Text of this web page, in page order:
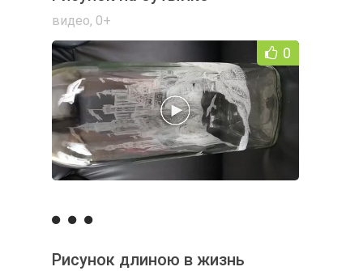
видео, 0+
0
Рисунок длиною в жизнь